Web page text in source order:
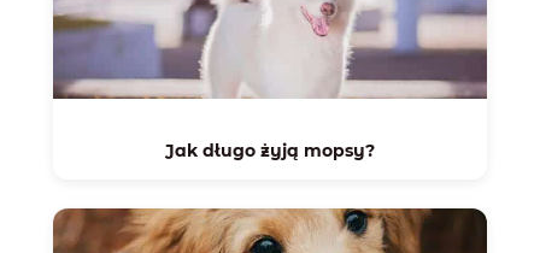
Jak długo żyją mopsy?